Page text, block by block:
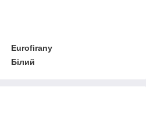
Eurofirany
Білий